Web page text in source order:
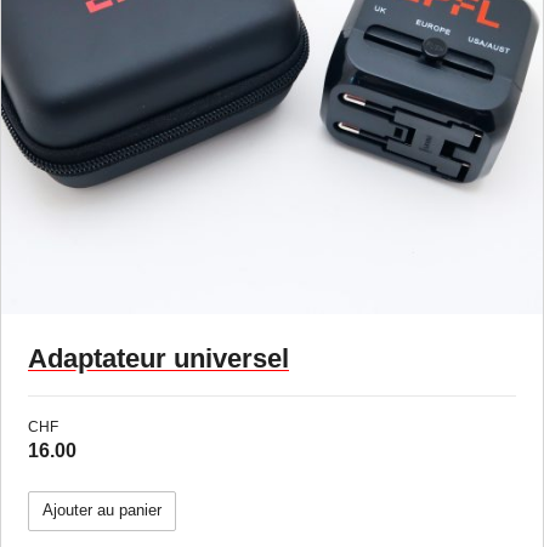
Adaptateur universel
CHF
16.00
Ajouter au panier